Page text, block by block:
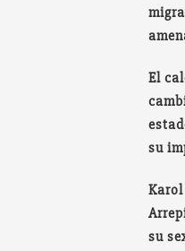
El
su
Karol
su